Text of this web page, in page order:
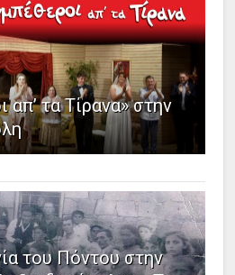
απ’ τα Τίρανα» στην
του Πόντου στην